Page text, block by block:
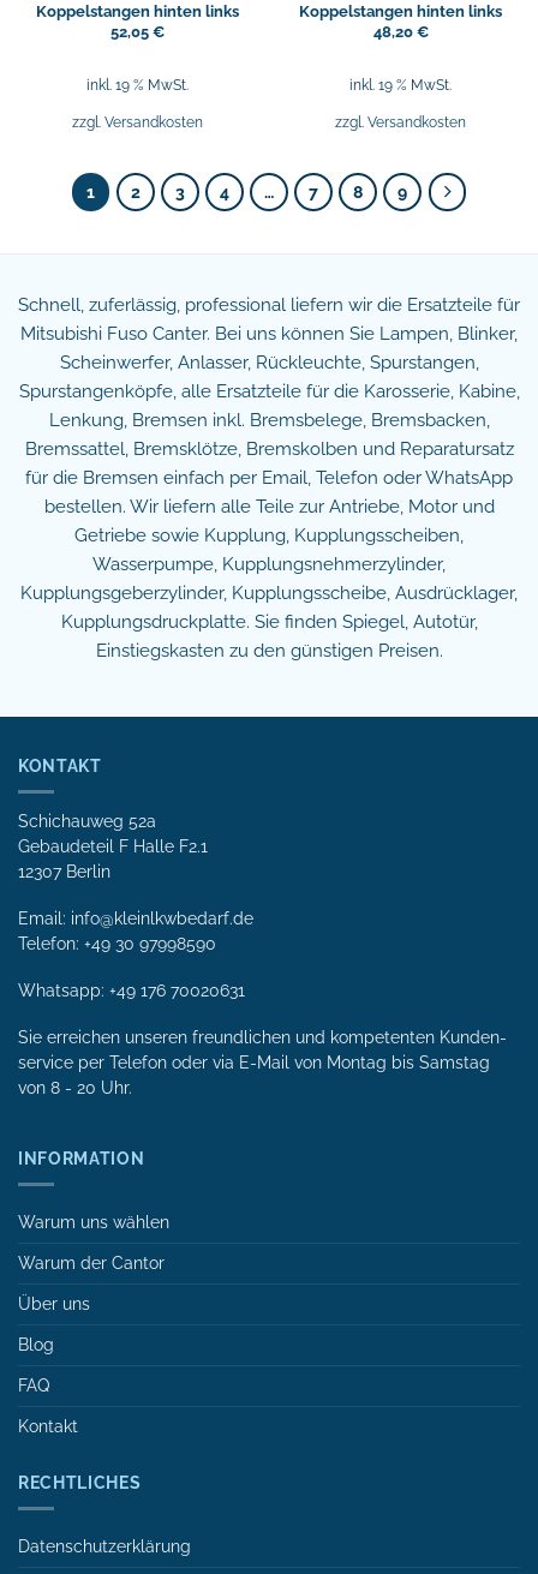
Koppelstangen hinten links
52,05 €
inkl. 19 % MwSt.
zzgl. Versandkosten
Koppelstangen hinten links
48,20 €
inkl. 19 % MwSt.
zzgl. Versandkosten
1 2 3 4 … 7 8 9
Schnell, zuferlässig, professional liefern wir die Ersatzteile für
Mitsubishi Fuso Canter. Bei uns können Sie Lampen, Blinker,
Scheinwerfer, Anlasser, Rückleuchte, Spurstangen,
Spurstangenköpfe, alle Ersatzteile für die Karosserie, Kabine,
Lenkung, Bremsen inkl. Bremsbelege, Bremsbacken,
Bremssattel, Bremsklötze, Bremskolben und Reparatursatz
für die Bremsen einfach per Email, Telefon oder WhatsApp
bestellen. Wir liefern alle Teile zur Antriebe, Motor und
Getriebe sowie Kupplung, Kupplungsscheiben,
Wasserpumpe, Kupplungsnehmerzylinder,
Kupplungsgeberzylinder, Kupplungsscheibe, Ausdrücklager,
Kupplungsdruckplatte. Sie finden Spiegel, Autotür,
Einstiegskasten zu den günstigen Preisen.
KONTAKT
Schichauweg 52a
Gebaudeteil F Halle F2.1
12307 Berlin
Email: info@kleinlkwbedarf.de
Telefon: +49 30 97998590
Whatsapp: +49 176 70020631
Sie erreichen unseren freundlichen und kompetenten Kunden­
service per Tele­fon oder via E-Mail von Mon­tag bis Samstag
von 8 - 20 Uhr.
INFORMATION
Warum uns wählen
Warum der Cantor
Über uns
Blog
FAQ
Kontakt
RECHTLICHES
Datenschutzerklärung